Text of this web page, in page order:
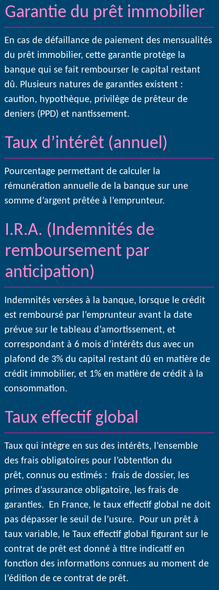
Garantie du prêt immobilier
En cas de défaillance de paiement des mensualités
du prêt immobilier, cette garantie protège la
banque qui se fait rembourser le capital restant
dû. Plusieurs natures de garanties existent :
caution, hypothèque, privilège de prêteur de
deniers (PPD) et nantissement.
Taux d’intérêt (annuel)
Pourcentage permettant de calculer la
rémunération annuelle de la banque sur une
somme d’argent prêtée à l’emprunteur.
I.R.A. (Indemnités de
remboursement par
anticipation)
Indemnités versées à la banque, lorsque le crédit
est remboursé par l’emprunteur avant la date
prévue sur le tableau d’amortissement, et
correspondant à 6 mois d’intérêts dus avec un
plafond de 3% du capital restant dû en matière de
crédit immobilier, et 1% en matière de crédit à la
consommation.
Taux effectif global
Taux qui intègre en sus des intérêts, l’ensemble
des frais obligatoires pour l’obtention du
prêt, connus ou estimés : frais de dossier, les
primes d’assurance obligatoire, les frais de
garanties. En France, le taux effectif global ne doit
pas dépasser le seuil de l’usure. Pour un prêt à
taux variable, le Taux effectif global figurant sur le
contrat de prêt est donné à titre indicatif en
fonction des informations connues au moment de
l’édition de ce contrat de prêt.